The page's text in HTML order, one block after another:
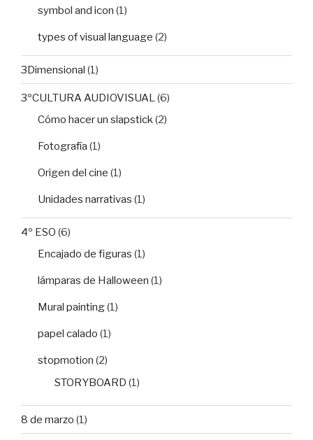
symbol and icon (1)
types of visual language (2)
3Dimensional (1)
3ºCULTURA AUDIOVISUAL(6)
Cómo hacer un slapstick(2)
Fotografía (1)
Origen del cine (1)
Unidades narrativas (1)
4º ESO (6)
Encajado de figuras (1)
lámparas de Halloween (1)
Mural painting(1)
papel calado (1)
stopmotion (2)
STORYBOARD (1)
8 de marzo (1)